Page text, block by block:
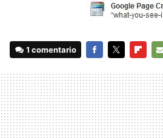
1 comentario